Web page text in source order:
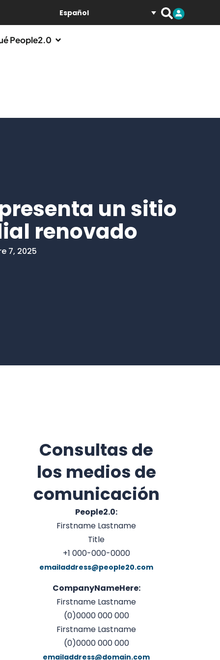
Español
People2.0
un sitio
renovado
7, 2025
Consultas de
los medios de
comunicación
People2.0:
Firstname Lastname
Title
+1 000-000-0000
emailaddress@people20.com
CompanyNameHere:
Firstname Lastname
(0)0000 000 000
Firstname Lastname
(0)0000 000 000
emailaddress@domain.com